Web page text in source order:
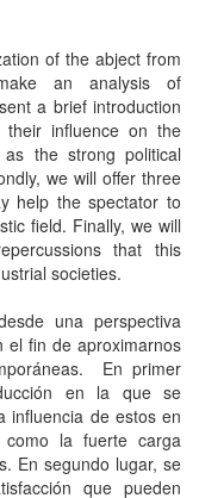
of the abject from
an analysis of
a brief introduction
their influence on the
the strong political
we will offer three
help the spectator to
field. Finally, we will
that this
societies.
una perspectiva
el fin de aproximarnos
En primer
en la que se
influencia de estos en
la fuerte carga
En segundo lugar, se
que pueden